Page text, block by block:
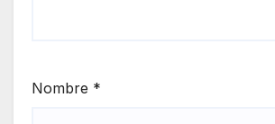
Nombre *